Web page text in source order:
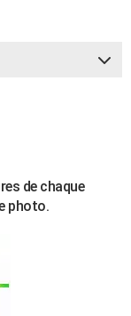
de chaque
photo.